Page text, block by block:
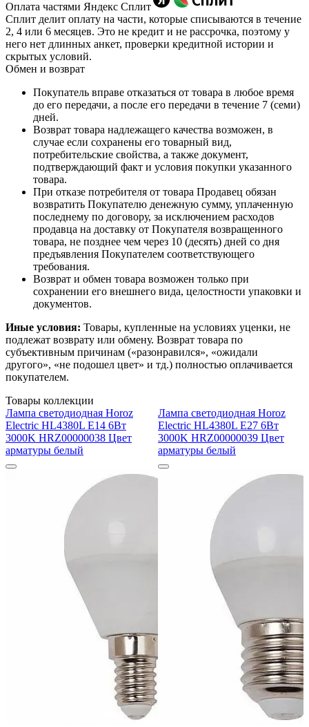
Оплата частями Яндекс Сплит
Сплит делит оплату на части, которые списываются в течение
2, 4 или 6 месяцев. Это не кредит и не рассрочка, поэтому у
него нет длинных анкет, проверки кредитной истории и
скрытых условий.
Обмен и возврат
Покупатель вправе отказаться от товара в любое время
до его передачи, а после его передачи в течение 7 (семи)
дней.
Возврат товара надлежащего качества возможен, в
случае если сохранены его товарный вид,
потребительские свойства, а также документ,
подтверждающий факт и условия покупки указанного
товара.
При отказе потребителя от товара Продавец обязан
возвратить Покупателю денежную сумму, уплаченную
последнему по договору, за исключением расходов
продавца на доставку от Покупателя возвращенного
товара, не позднее чем через 10 (десять) дней со дня
предъявления Покупателем соответствующего
требования.
Возврат и обмен товара возможен только при
сохранении его внешнего вида, целостности упаковки и
документов.
Иные условия: Товары, купленные на условиях уценки, не
подлежат возврату или обмену. Возврат товара по
субъективным причинам («разонравился», «ожидали
другого», «не подошел цвет» и тд.) полностью оплачивается
покупателем.
Товары коллекции
Лампа светодиодная Horoz
Electric HL4380L E14 6Вт
3000K HRZ00000038 Цвет
арматуры белый
Лампа светодиодная Horoz
Electric HL4380L E27 6Вт
3000K HRZ00000039 Цвет
арматуры белый